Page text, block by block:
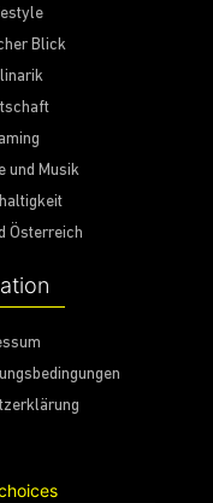
Blick
und Musik
Österreich